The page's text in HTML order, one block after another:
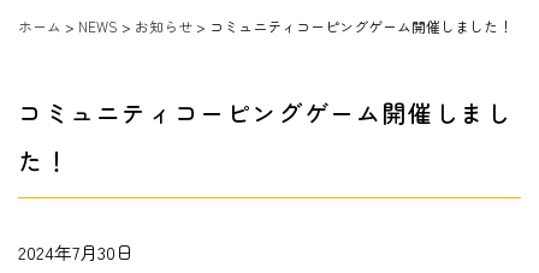
ホーム > NEWS > お知らせ > コミュニティコーピングゲーム開催しました！
コミュニティコーピングゲーム開催しまし
た！
2024年7月30日